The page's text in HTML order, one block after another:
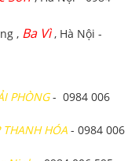
, Ba Vì , Hà Nội -
PHÒNG- 0984 006
THANH HÓA - 0984 006